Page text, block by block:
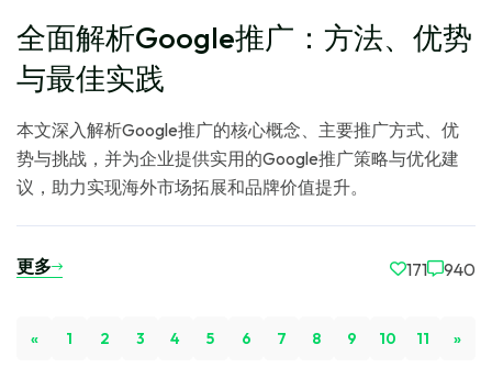
全面解析Google推广：方法、优势
与最佳实践
本文深入解析Google推广的核心概念、主要推广方式、优
势与挑战，并为企业提供实用的Google推广策略与优化建
议，助力实现海外市场拓展和品牌价值提升。
更多 171 940
« 1 2 3 4 5 6 7 8 9 10 11 »